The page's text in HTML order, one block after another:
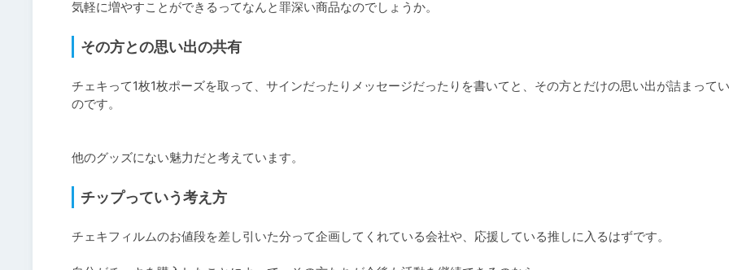
気軽に増やすことができるってなんと罪深い商品なのでしょうか。
その方との思い出の共有
チェキって1枚1枚ポーズを取って、サインだったりメッセージだったりを書いてと、その方とだけの思い出が詰まって
のです。
他のグッズにない魅力だと考えています。
チップっていう考え方
チェキフィルムのお値段を差し引いた分って企画してくれている会社や、応援している推しに入るはずです。